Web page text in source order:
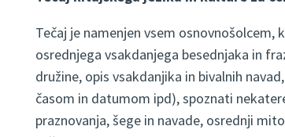
Tečaj je namenjen vsem
osrednjega vsakdanjega besednjaka in
družine, opis vsakdanjika in bivalnih
časom in datumom ipd), spoznati
praznovanja, šege in navade, osrednji